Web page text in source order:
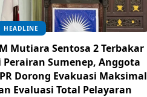
HEADLINE
Mutiara Sentosa 2 Terbakar
Perairan Sumenep, Anggota
Dorong Evakuasi Maksimal
Evaluasi Total Pelayaran